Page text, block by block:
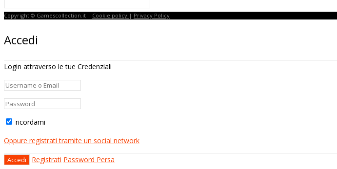
Copyright © Gamescollection.it | Cookie policy | Privacy Policy
Accedi
Login attraverso le tue Credenziali
ricordami
Oppure registrati tramite un social network
Registrati Password Persa